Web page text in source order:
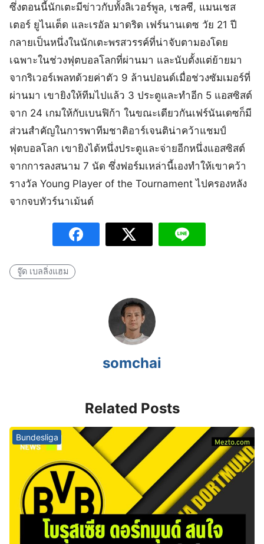
ซึ่งตอนนี้นักเตะมีข่าวกับทั้งลิเวอร์พูล, เชลซี, แมนเชส
เตอร์ ยูไนเต็ด และเรอัล มาดริด เฟร์นานเดซ วัย 21 ปี
กลายเป็นหนึ่งในนักเตะพรสวรรค์ที่น่าจับตามองโดย
เฉพาะในช่วงฟุตบอลโลกที่ผ่านมา และนับตั้งแต่ย้ายมา
จากริเวอร์เพลทด้วยค่าตัว 9 ล้านปอนด์เมื่อช่วงซัมเมอร์ที่
ผ่านมา เขายิงให้ทีมไปแล้ว 3 ประตูและทำอีก 5 แอสซิสต์
จาก 24 เกมให้กับเบนฟิก้า ในขณะเดียวกันเฟร์นันเดซก็มี
ส่วนสำคัญในการพาทีมชาติอาร์เจนติน่าคว้าแชมป์
ฟุตบอลโลก เขายิงได้หนึ่งประตูและจ่ายอีกหนึ่งแอสซิสต์
จากการลงสนาม 7 นัด ซึ่งฟอร์มเหล่านี้เองทำให้เขาคว้า
รางวัล Young Player of the Tournament ไปครองหลัง
จากจบทัวร์นาเม้นต์
จู๊ด เบลลิ่งแฮม
somchai
Related Posts
Bundesliga